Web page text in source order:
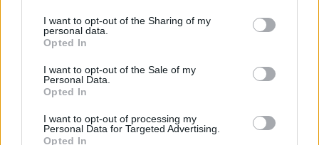
not limited to your visit or usage behaviour. You may click to
grant or deny consent to Google and its third-party tags to
use your data for below specified purposes in below Google
consent section.
I want to opt-out of the Sharing of my
personal data.
Opted In
I want to opt-out of the Sale of my
Personal Data.
Opted In
I want to opt-out of processing my
Personal Data for Targeted Advertising.
Opted In